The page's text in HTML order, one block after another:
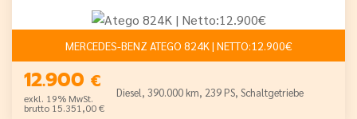
MERCEDES-BENZ ATEGO 824K | NETTO:12.900€
12.900 €
exkl. 19% MwSt.
brutto 15.351,00 €
Diesel, 390.000 km, 239 PS, Schaltgetriebe